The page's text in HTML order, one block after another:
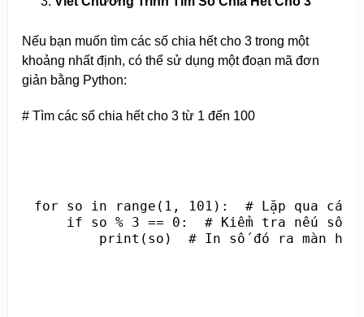
Nếu bạn muốn tìm các số chia hết cho 3 trong một
khoảng nhất định, có thể sử dụng một đoạn mã đơn
giản bằng Python:
# Tìm các số chia hết cho 3 từ 1 đến 100
for so in range(1, 101):  # Lặp qua các
if so % 3 == 0:  # Kiểm tra nếu số
print(so)  # In số đó ra màn